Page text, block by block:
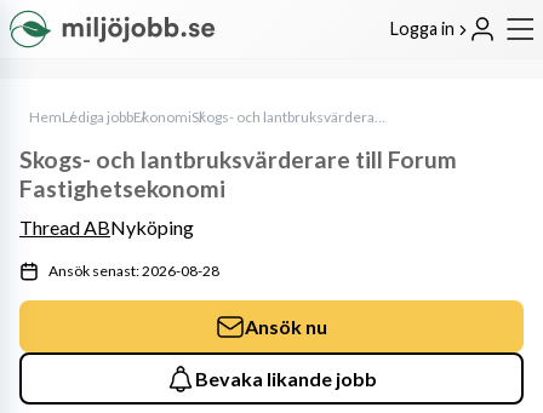
Logga in
HemLediga jobbEkonomi Skogs- och lantbruksvärderare till Forum Fastighetsekonomi
Skogs- och lantbruksvärderare till Forum
Fastighetsekonomi
Thread ABNyköping
Ansök senast: 2026-08-28
Ansök nu
Bevaka likande jobb